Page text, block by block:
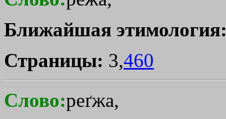
Ближайшая
Страницы: 3,460
Слово:реґжа,